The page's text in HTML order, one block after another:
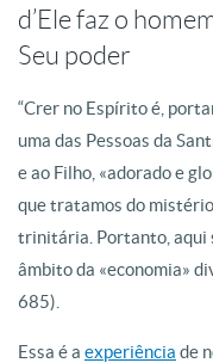
d’Ele faz o
Seu poder
“Crer no Espírito é,
uma das Pessoas da
e ao Filho, «adorado e
que tratamos do
trinitária. Portanto, aqui
âmbito da «economia»
685).
Essa é a experiência de